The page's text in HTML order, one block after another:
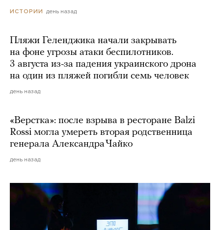
ИСТОРИИ день назад
Пляжи Геленджика начали закрывать
на фоне угрозы атаки беспилотников.
3 августа из-за падения украинского дрона
на один из пляжей погибли семь человек
день назад
«Верстка»: после взрыва в ресторане Balzi
Rossi могла умереть вторая родственница
генерала Александра Чайко
день назад